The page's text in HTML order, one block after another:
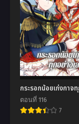
กระรอกน้อยเก่งกาจ
ตอนที่ 116
7